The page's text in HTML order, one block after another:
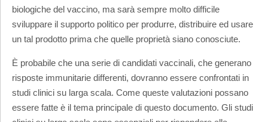
biologiche del vaccino, ma sarà sempre molto difficile
sviluppare il supporto politico per produrre, distribuire ed usare
un tal prodotto prima che quelle proprietà siano conosciute.
È probabile che una serie di candidati vaccinali, che generano
risposte immunitarie differenti, dovranno essere confrontati in
studi clinici su larga scala. Come queste valutazioni possano
essere fatte è il tema principale di questo documento. Gli studi